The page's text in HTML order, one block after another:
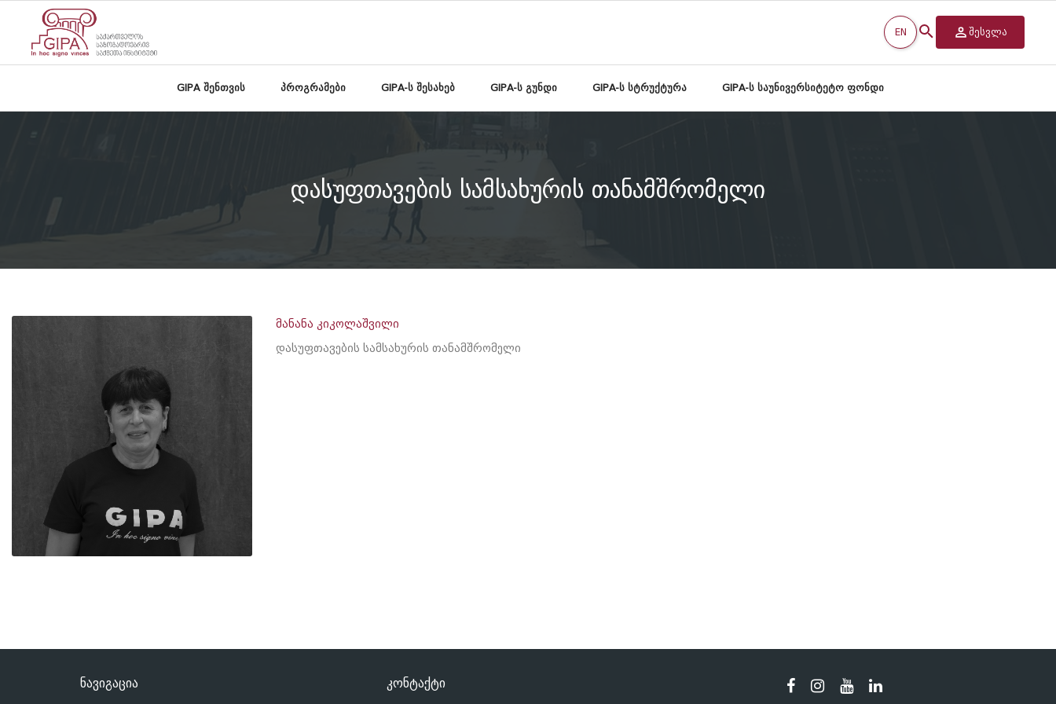
EN შესვლა
GIPA შენთვის პროგრამები GIPA-ს შესახებ GIPA-ს გუნდი GIPA-ს სტრუქტურა GIPA-ს საუნივერსიტეტო ფონდი
დასუფთავების სამსახურის თანამშრომელი
მანანა კიკოლაშვილი
დასუფთავების სამსახურის თანამშრომელი
ნავიგაცია კონტაქტი